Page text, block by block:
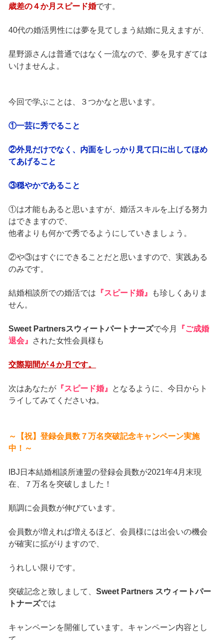
歳差の４か月スピード婚です。
40代の婚活男性には夢を見てしまう結婚に見えますが、
星野源さんは普通ではなく一流なので、夢を見すぎては
いけませんよ。
今回で学ぶことは、３つかなと思います。
①一芸に秀でること
②外見だけでなく、内面をしっかり見て口に出してほめ
てあげること
③穏やかであること
①は才能もあると思いますが、婚活スキルを上げる努力
はできますので、
他者よりも何かで秀でるようにしていきましょう。
②や③はすぐにできることだと思いますので、実践ある
のみです。
結婚相談所での婚活では 『スピード婚』
も珍しくありま
せん。
Sweet Partnersスウィートパートナーズで今月
『ご成婚
退会』
された女性会員様も
交際期間が４か月です。
次はあなたが『スピード婚』
となるように、今日からト
ライしてみてくださいね。
～【祝】登録会員数７万名突破記念キャンペーン実施
中！～
IBJ日本結婚相談所連盟の登録会員数が2021年4月末現
在、７万名を突破しました！
順調に会員数が伸びています。
会員数が増えれば増えるほど、会員様には出会いの機会
が確実に拡がりますので、
うれしい限りです。
突破記念と致しまして、 Sweet Partners スウィートパー
トナーズでは
キャンペーンを開催しています。キャンペーン内容とし